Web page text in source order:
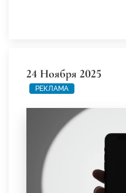
24 Ноября 2025
РЕКЛАМА